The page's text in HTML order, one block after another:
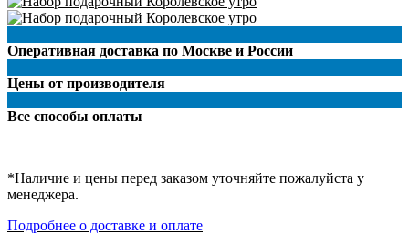
Оперативная доставка по Москве и России
Цены от производителя
Все способы оплаты
*Наличие и цены перед заказом уточняйте пожалуйста у
менеджера.
Подробнее о доставке и оплате